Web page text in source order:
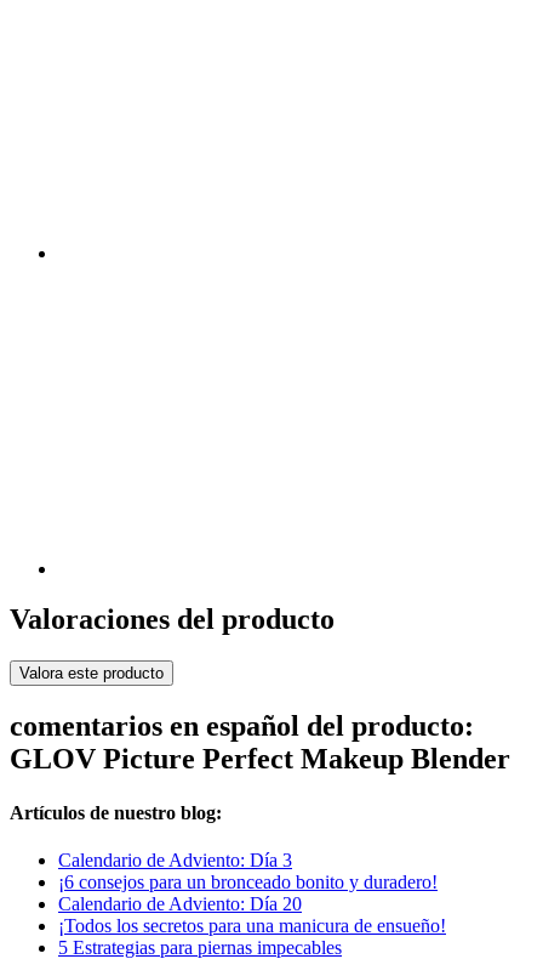
Valoraciones del producto
Valora este producto
comentarios en español del producto:
GLOV Picture Perfect Makeup Blender
Artículos de nuestro blog:
Calendario de Adviento: Día 3
¡6 consejos para un bronceado bonito y duradero!
Calendario de Adviento: Día 20
¡Todos los secretos para una manicura de ensueño!
5 Estrategias para piernas impecables